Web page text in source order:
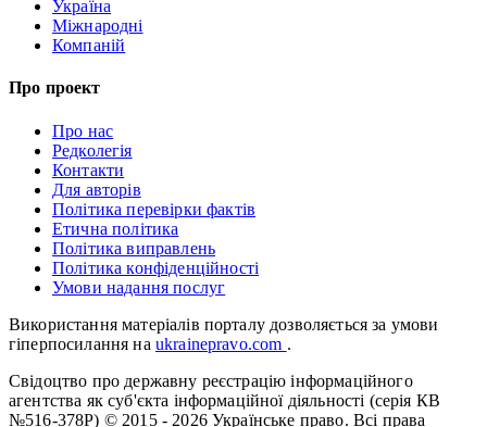
Україна
Міжнародні
Компаній
Про проект
Про нас
Редколегія
Контакти
Для авторів
Політика перевірки фактів
Етична політика
Політика виправлень
Політика конфіденційності
Умови надання послуг
Використання матеріалів порталу дозволяється за умови
гіперпосилання на ukrainepravo.com .
Свідоцтво про державну реєстрацію інформаційного
агентства як суб'єкта інформаційної діяльності (серія КВ
№516-378Р) © 2015 - 2026 Українське право. Всі права